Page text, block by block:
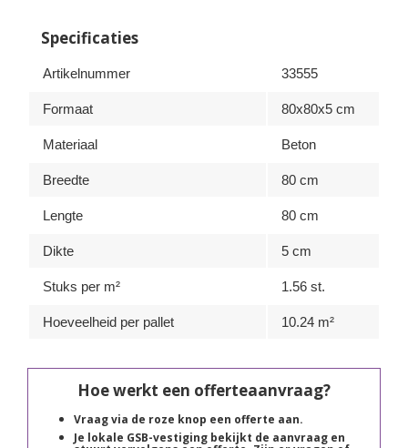
Specificaties
Artikelnummer 33555
Formaat 80x80x5 cm
Materiaal Beton
Breedte 80 cm
Lengte 80 cm
Dikte 5 cm
Stuks per m² 1.56 st.
Hoeveelheid per pallet 10.24 m²
Hoe werkt een offerteaanvraag?
Vraag via de roze knop een offerte aan.
Je lokale GSB-vestiging bekijkt de aanvraag en